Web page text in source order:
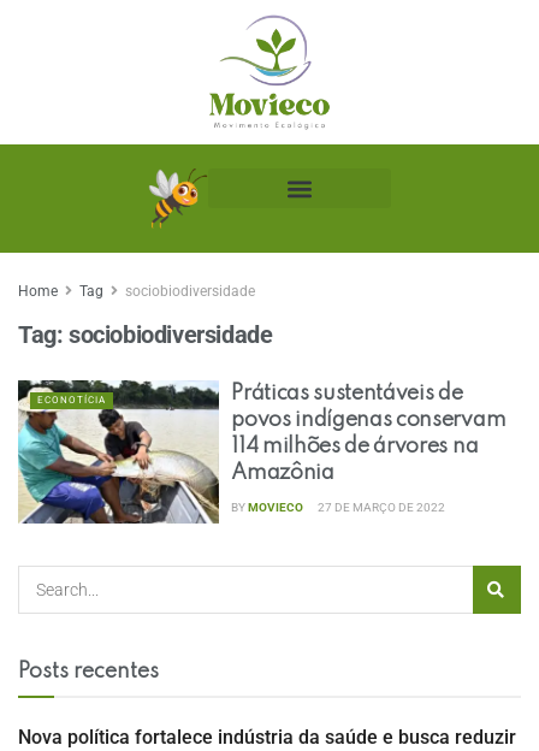
Home Tag sociobiodiversidade
Tag: sociobiodiversidade
ECONOTÍCIA
Práticas sustentáveis de
povos indígenas conservam
114 milhões de árvores na
Amazônia
BYMOVIECO 27 DE MARÇO DE 2022
Posts recentes
Nova política fortalece indústria da saúde e busca reduzir